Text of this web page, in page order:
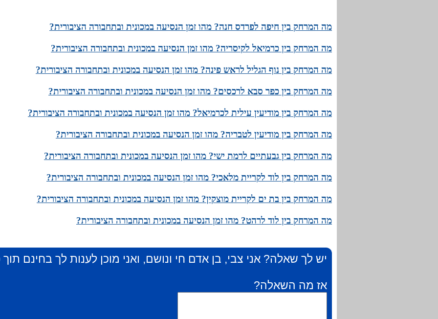
מה המרחק בין חיפה לפרדס חנה? מהו זמן הנסיעה במכונית ובתחבורה הציבורית?
מה המרחק בין כרמיאל לקיסריה? מהו זמן הנסיעה במכונית ובתחבורה הציבורית?
מה המרחק בין נוף הגליל לראש פינה? מהו זמן הנסיעה במכונית ובתחבורה הציבורית?
מה המרחק בין כפר סבא לרכסים? מהו זמן הנסיעה במכונית ובתחבורה הציבורית?
מה המרחק בין מודיעין עילית לכרמיאל? מהו זמן הנסיעה במכונית ובתחבורה הציבורית?
מה המרחק בין מודיעין לטבריה? מהו זמן הנסיעה במכונית ובתחבורה הציבורית?
מה המרחק בין גבעתיים לרמת ישי? מהו זמן הנסיעה במכונית ובתחבורה הציבורית?
מה המרחק בין לוד לקריית מלאכי? מהו זמן הנסיעה במכונית ובתחבורה הציבורית?
מה המרחק בין בת ים לקריית מוצקין? מהו זמן הנסיעה במכונית ובתחבורה הציבורית?
מה המרחק בין לוד לרהט? מהו זמן הנסיעה במכונית ובתחבורה הציבורית?
יש לך שאלה? אני צבי, בן אדם חי ונושם, ואני מוכן לענות לך בחינם
אז מה השאלה?